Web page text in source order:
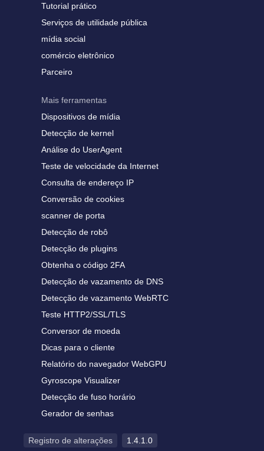
Tutorial prático
Serviços de utilidade pública
mídia social
comércio eletrônico
Parceiro
Mais ferramentas
Dispositivos de mídia
Detecção de kernel
Análise do UserAgent
Teste de velocidade da Internet
Consulta de endereço IP
Conversão de cookies
scanner de porta
Detecção de robô
Detecção de plugins
Obtenha o código 2FA
Detecção de vazamento de DNS
Detecção de vazamento WebRTC
Teste HTTP2/SSL/TLS
Conversor de moeda
Dicas para o cliente
Relatório do navegador WebGPU
Gyroscope Visualizer
Detecção de fuso horário
Gerador de senhas
Registro de alterações 1.4.1.0